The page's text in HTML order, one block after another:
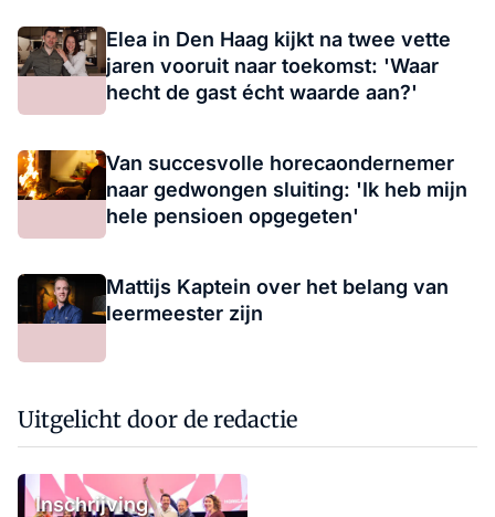
Elea in Den Haag kijkt na twee vette
jaren vooruit naar toekomst: 'Waar
hecht de gast écht waarde aan?'
Van succesvolle horecaondernemer
naar gedwongen sluiting: 'Ik heb mijn
hele pensioen opgegeten'
Mattijs Kaptein over het belang van
leermeester zijn
Uitgelicht door de redactie
Inschrijving